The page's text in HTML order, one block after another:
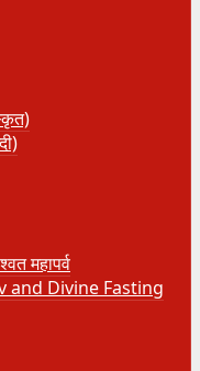
महापर्व
and Divine Fasting